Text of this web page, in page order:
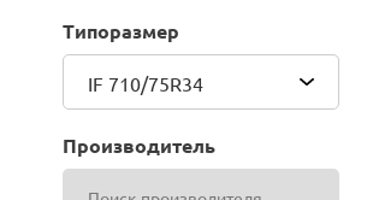
Типоразмер
IF 710/75R34
Производитель